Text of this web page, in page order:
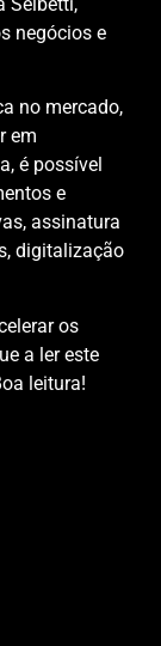
negócios e
no mercado,
em
é possível
e
assinatura
digitalização
os
a ler este
leitura!